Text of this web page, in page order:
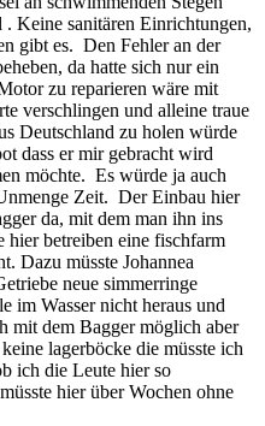
Keine sanitären Einrichtungen,
gibt es. Den Fehler an der
da hatte sich nur ein
zu reparieren wäre mit
verschlingen und alleine traue
Deutschland zu holen würde
dass er mir gebracht wird
möchte. Es würde ja auch
Zeit. Der Einbau hier
da, mit dem man ihn ins
hier betreiben eine fischfarm
Dazu müsste Johannea
neue simmerringe
im Wasser nicht heraus und
mit dem Bagger möglich aber
lagerböcke die müsste ich
ich die Leute hier so
hier über Wochen ohne